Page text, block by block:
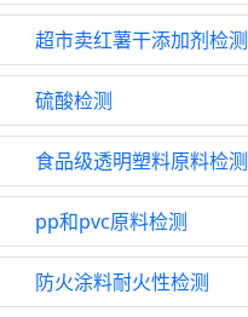
超市卖红薯干添加剂检测
硫酸检测
食品级透明塑料原料检测
pp和pvc原料检测
防火涂料耐火性检测